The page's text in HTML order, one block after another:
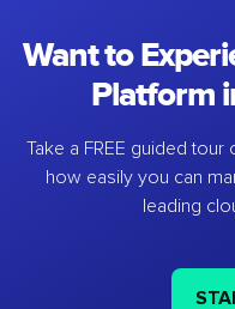
Want to
Platform
Take a FREE guided
how easily you can
leading